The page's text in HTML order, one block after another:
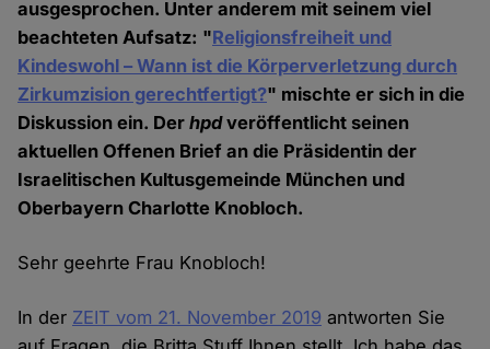
ausgesprochen. Unter anderem mit seinem viel
beachteten Aufsatz: "Religionsfreiheit und
Kindeswohl – Wann ist die Körperverletzung durch
Zirkumzision gerechtfertigt?" mischte er sich in die
Diskussion ein. Derhpdveröffentlicht seinen
aktuellen Offenen Brief an die Präsidentin der
Israelitischen Kultusgemeinde München und
Oberbayern Charlotte Knobloch.
Sehr geehrte Frau Knobloch!
In der ZEIT vom 21. November 2019 antworten Sie